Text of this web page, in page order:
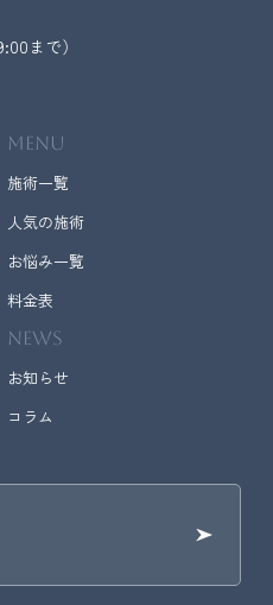
まで）
MENU
施術一覧
人気の施術
お悩み一覧
料金表
NEWS
お知らせ
コラム